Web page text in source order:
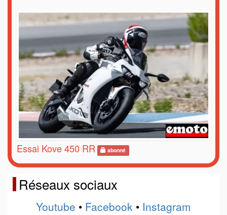
Essai Kove 450 RR abonné
Réseaux sociaux
Youtube • Facebook • Instagram